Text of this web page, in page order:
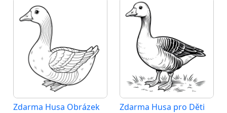
Zdarma Husa Obrázek Zdarma Husa pro Děti